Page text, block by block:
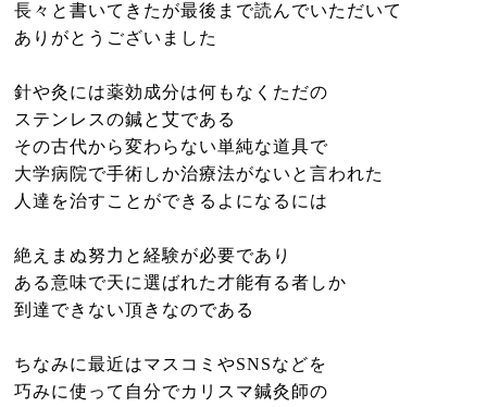
長々と書いてきたが最後まで読んでいただいて
ありがとうございました
針や灸には薬効成分は何もなくただの
ステンレスの鍼と艾である
その古代から変わらない単純な道具で
大学病院で手術しか治療法がないと言われた
人達を治すことができるよになるには
絶えまぬ努力と経験が必要であり
ある意味で天に選ばれた才能有る者しか
到達できない頂きなのである
ちなみに最近はマスコミやSNSなどを
巧みに使って自分でカリスマ鍼灸師の